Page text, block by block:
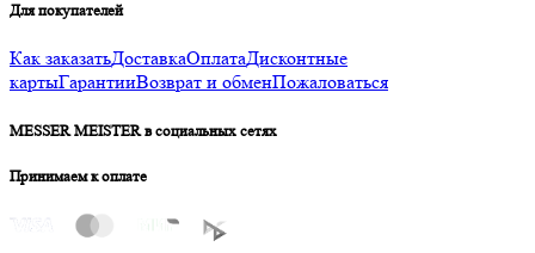
Для покупателей
Как заказатьДоставкаОплатаДисконтные
картыГарантииВозврат и обменПожаловаться
MESSER MEISTER в социальных сетях
Принимаем к оплате